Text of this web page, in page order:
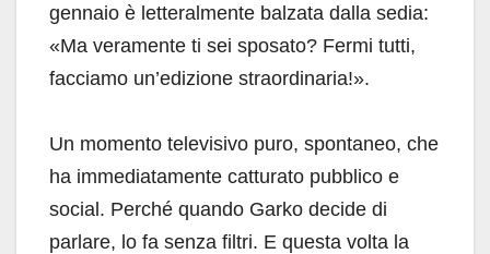
gennaio è letteralmente balzata dalla sedia:
«Ma veramente ti sei sposato? Fermi tutti,
facciamo un’edizione straordinaria!».
Un momento televisivo puro, spontaneo, che
ha immediatamente catturato pubblico e
social. Perché quando Garko decide di
parlare, lo fa senza filtri. E questa volta la